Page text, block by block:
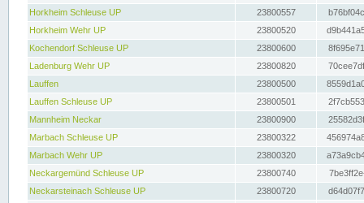
Horkheim Schleuse UP
23800557
Horkheim Wehr UP
23800520
Kochendorf Schleuse UP
23800600
Ladenburg Wehr UP
23800820
Lauffen
23800500
Lauffen Schleuse UP
23800501
Mannheim Neckar
23800900
Marbach Schleuse UP
23800322
Marbach Wehr UP
23800320
Neckargemünd Schleuse UP
23800740
Neckarsteinach Schleuse UP
23800720